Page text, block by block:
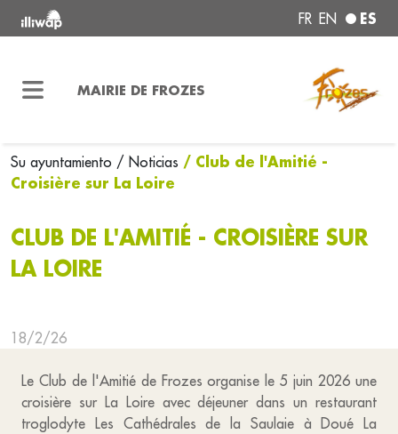
FR EN ES
MAIRIE DE FROZES
Su ayuntamiento / Noticias / Club de l'Amitié -
Croisière sur La Loire
CLUB DE L'AMITIÉ - CROISIÈRE SUR
LA LOIRE
18/2/26
Le Club de l'Amitié de Frozes organise le 5 juin 2026 une
croisière sur La Loire avec déjeuner dans un restaurant
troglodyte Les Cathédrales de la Saulaie à Doué La